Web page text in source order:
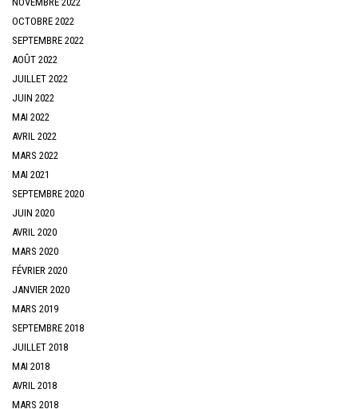
OCTOBRE 2022
SEPTEMBRE 2022
AOÛT 2022
JUILLET 2022
JUIN 2022
MAI 2022
AVRIL 2022
MARS 2022
MAI 2021
SEPTEMBRE 2020
JUIN 2020
AVRIL 2020
MARS 2020
FÉVRIER 2020
JANVIER 2020
MARS 2019
SEPTEMBRE 2018
JUILLET 2018
MAI 2018
AVRIL 2018
MARS 2018